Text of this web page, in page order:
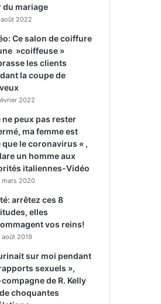
du mariage
2022
Ce salon de coiffure
»coiffeuse »
les clients
la coupe de
2022
ne peux pas rester
ma femme est
que le coronavirus « ,
un homme aux
italiennes-Vidéo
mars 2020
arrêtez ces 8
elles
vos reins!
août 2019
sur moi pendant
sexuels »,
compagne de R. Kelly
choquantes